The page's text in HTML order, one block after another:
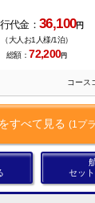
代金：36,100円
（大人お1人様/1泊）
総額： 72,200円
コース
すべて見る (1プ
セッ